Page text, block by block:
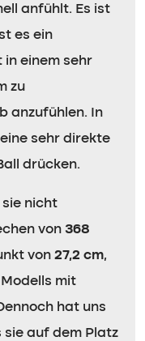
anfühlt. Es ist
es ein
einem sehr
zu
anzufühlen. In
sehr direkte
drücken.
sie nicht
von 368
von 27,2 cm,
mit
hat uns
auf dem Platz